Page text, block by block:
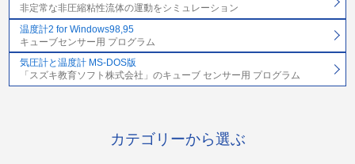
非定常な非圧縮粘性流体の運動をシミュレーション
温度計2 for Windows98,95
キューブセンサー用 プログラム
気圧計と温度計 MS-DOS版
「スズキ教育ソフト株式会社」のキューブ センサー用 プログラム
カテゴリーから選ぶ